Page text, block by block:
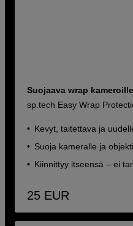
Suojaava wrap
sp.tech Easy Wrap
Kevyt, taitettava ja
Suoja kameralle ja
Kiinnittyy itseensä – ei
25 EUR